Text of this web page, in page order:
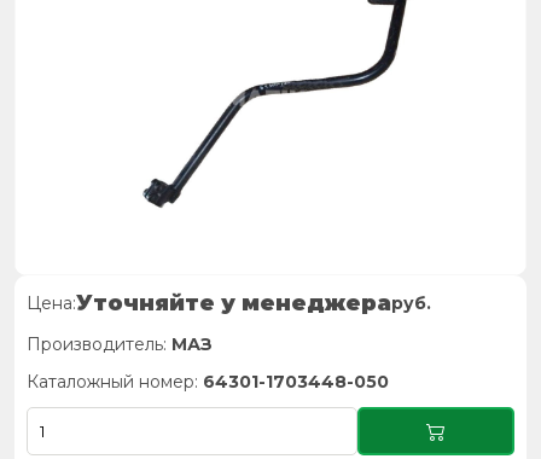
Цена:Уточняйте у менеджераруб.
Производитель: МАЗ
Каталожный номер: 64301-1703448-050